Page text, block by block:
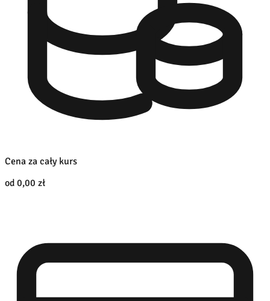
Cena za cały kurs
od 0,00 zł